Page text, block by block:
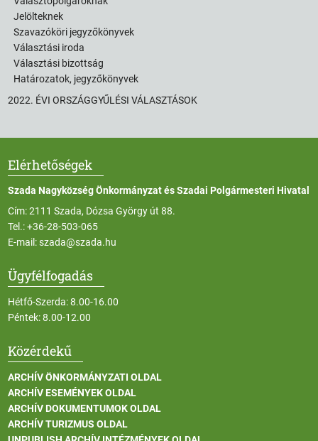
Jelölteknek
Szavazóköri jegyzőkönyvek
Választási iroda
Választási bizottság
Határozatok, jegyzőkönyvek
2022. ÉVI ORSZÁGGYŰLÉSI VÁLASZTÁSOK
Elérhetőségek
Szada Nagyközség Önkormányzat és Szadai Polgármesteri Hivatal
Cím: 2111 Szada, Dózsa György út 88.
Tel.:+36-28-503-065
E-mail:szada@szada.hu
Ügyfélfogadás
Hétfő-Szerda: 8.00-16.00
Péntek: 8.00-12.00
Közérdekű
ARCHÍV ÖNKORMÁNYZATI OLDAL
ARCHÍV ESEMÉNYEK OLDAL
ARCHÍV DOKUMENTUMOK OLDAL
ARCHÍV TURIZMUS OLDAL